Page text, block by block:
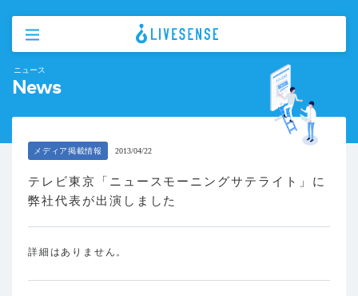
ニュース
News
メディア掲載情報 2013/04/22
テレビ東京「ニュースモーニングサテライト」に
弊社代表が出演しました
詳細はありません。